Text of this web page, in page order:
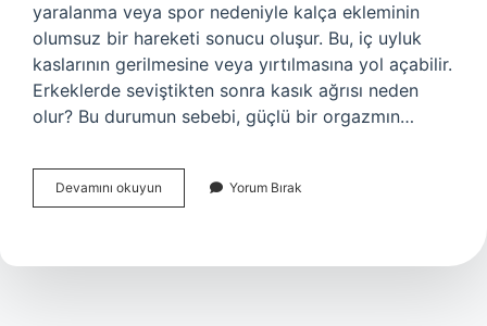
yaralanma veya spor nedeniyle kalça ekleminin
olumsuz bir hareketi sonucu oluşur. Bu, iç uyluk
kaslarının gerilmesine veya yırtılmasına yol açabilir.
Erkeklerde seviştikten sonra kasık ağrısı neden
olur? Bu durumun sebebi, güçlü bir orgazmın…
Devamını okuyun
Neresi
Yorum Bırak